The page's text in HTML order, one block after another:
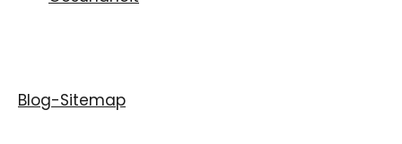
Blog-Sitemap